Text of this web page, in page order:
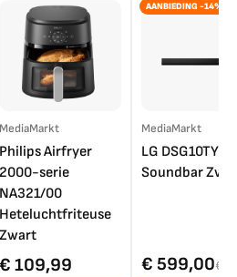
MediaMarkt
Philips Airfryer
2000-serie
NA321/00
Heteluchtfriteuse
Zwart
€ 109,99
AANBIEDING -14%
MediaMarkt
LG DSG10TY
Soundbar
€ 599,00€